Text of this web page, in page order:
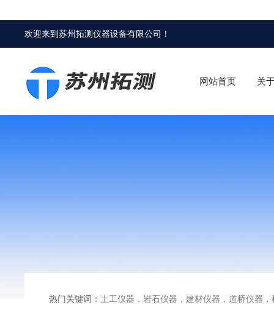
欢迎来到苏州拓测仪器设备有限公司 ！
网站首页 关
热门关键词： 土工仪器，岩石仪器，建材仪器，道桥仪器，检测